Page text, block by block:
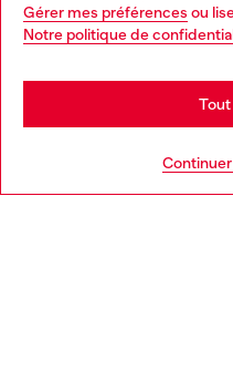
Gérer mes préférences ou
Notre politique de
En
You are currently browsing
may be based in United